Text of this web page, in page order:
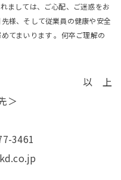
ましては、ご心配、ご迷惑をお
様、そして従業員の健康や安全
てまいります 。何卒ご理解の
以 上
＞
3461